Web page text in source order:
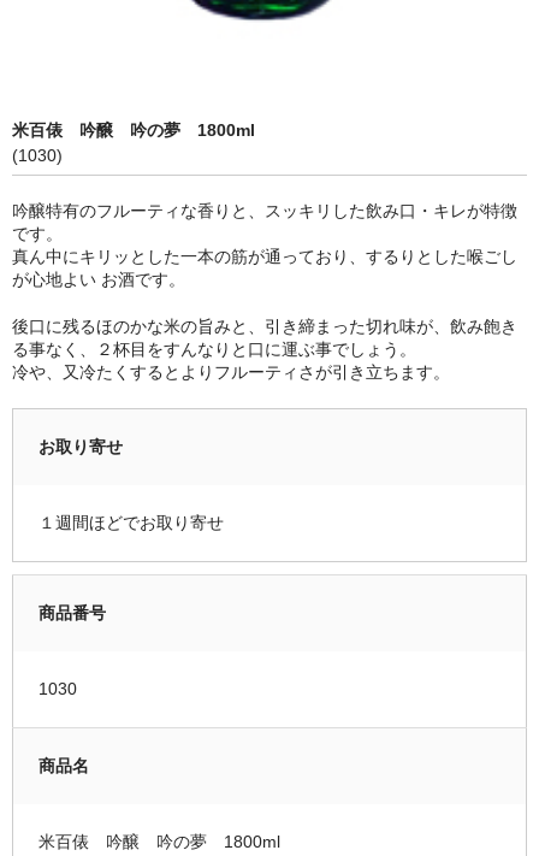
季節商品
黒龍酒造 [黒龍・九頭龍]
南部酒造場 [花垣]
栃倉酒造 [米百俵]
瀬頭酒造 [東長]
マイページ
米百俵 吟醸 吟の夢 1800ml
(1030)
吟醸特有のフルーティな香りと、スッキリした飲み口・キレが特徴
です。
真ん中にキリッとした一本の筋が通っており、するりとした喉ごし
が心地よい お酒です。
後口に残るほのかな米の旨みと、引き締まった切れ味が、飲み飽き
る事なく、２杯目をすんなりと口に運ぶ事でしょう。
冷や、又冷たくするとよりフルーティさが引き立ちます。
お取り寄せ
１週間ほどでお取り寄せ
商品番号
1030
商品名
米百俵 吟醸 吟の夢 1800ml